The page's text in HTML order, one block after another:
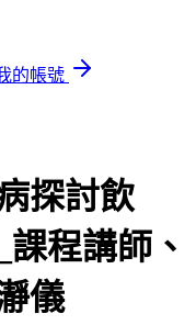
的帳號
探討飲
程講師、
儀